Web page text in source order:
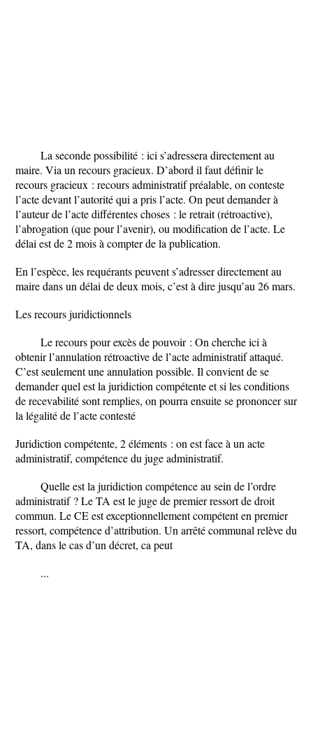
La seconde possibilité : ici s’adressera directement au
maire. Via un recours gracieux. D’abord il faut définir le
recours gracieux : recours administratif préalable, on conteste
l’acte devant l’autorité qui a pris l’acte. On peut demander à
l’auteur de l’acte différentes choses : le retrait (rétroactive),
l’abrogation (que pour l’avenir), ou modification de l’acte. Le
délai est de 2 mois à compter de la publication.
En l’espèce, les requérants peuvent s’adresser directement au
maire dans un délai de deux mois, c’est à dire jusqu’au 26 mars.
Les recours juridictionnels
Le recours pour excès de pouvoir : On cherche ici à
obtenir l’annulation rétroactive de l’acte administratif attaqué.
C’est seulement une annulation possible. Il convient de se
demander quel est la juridiction compétente et si les conditions
de recevabilité sont remplies, on pourra ensuite se prononcer sur
la légalité de l’acte contesté
Juridiction compétente, 2 éléments : on est face à un acte
administratif, compétence du juge administratif.
Quelle est la juridiction compétence au sein de l’ordre
administratif ? Le TA est le juge de premier ressort de droit
commun. Le CE est exceptionnellement compétent en premier
ressort, compétence d’attribution. Un arrêté communal relève du
TA, dans le cas d’un décret, ca peut
...